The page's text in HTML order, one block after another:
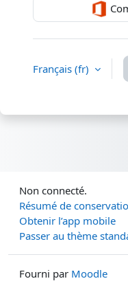
Français ‎(fr)‎
Non connecté.
Résumé de
Obtenir l’app mobile
Passer au thème
Fourni par Moodle